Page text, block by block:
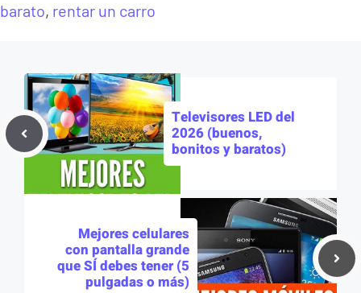
barato, rentar un carro
Televisores LED del
2026 (buenos,
bonitos y baratos)
Mejores celulares
con pantalla grande
que SÍ debes tener (5
pulgadas o más)